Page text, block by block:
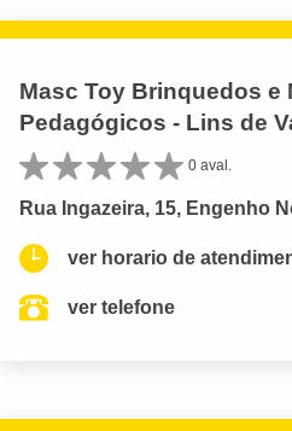
Masc Toy Brinquedos e
Pedagógicos - Lins de
0 aval.
Rua Ingazeira, 15, Engenho
ver horario de
ver telefone